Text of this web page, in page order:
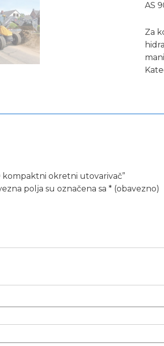
AS
Za
kompaktni okretni utovarivač”
polja su označena sa * (obavezno)